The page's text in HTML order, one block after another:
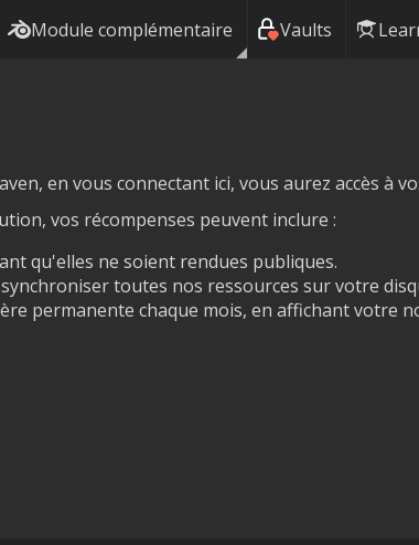
Module complémentaire Vaults
en vous connectant ici, vous aurez accès à
vos récompenses peuvent inclure :
qu'elles ne soient rendues publiques.
toutes nos ressources sur votre
permanente chaque mois, en affichant votre